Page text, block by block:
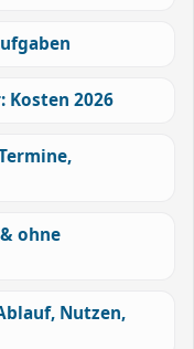
Kosten 2026
ohne
Nutzen,